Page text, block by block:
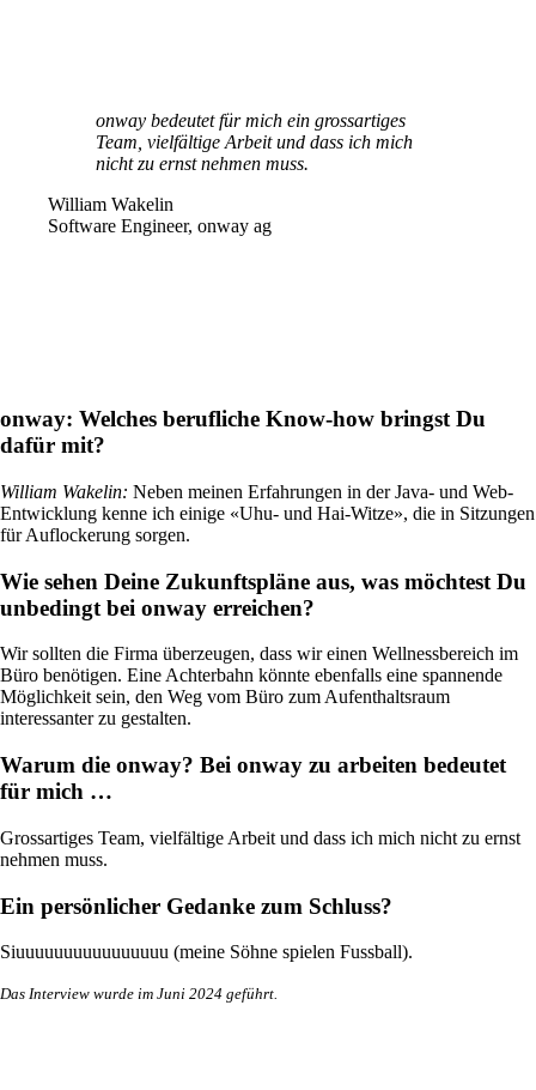
Zurück
Sicherheit
Network Engineering
Netzwerke strategisch denken, sicher betreiben
und gezielt weiterentwickeln.
Netzwerk-Automatisierung
Mehr freie Kapazität dank der
Automatisierung von repetitiven Netzwerk-
Arbeitsprozessen.
(NOC)
Massgeschneiderte und modulare
Infrastruktur optimal zu betreuen.
Auch interessant:
onway bedeutet für mich ein grossartiges
Team, vielfältige Arbeit und dass ich mich
nicht zu ernst nehmen muss.
William Wakelin
Software Engineer, onway ag
onway: Welches berufliche Know-how bringst Du
dafür mit?
William Wakelin: Neben meinen Erfahrungen in der Java- und Web-
Entwicklung kenne ich einige «Uhu- und Hai-Witze», die in Sitzungen
für Auflockerung sorgen.
Wie sehen Deine Zukunftspläne aus, was möchtest Du
unbedingt bei onway erreichen?
Wir sollten die Firma überzeugen, dass wir einen Wellnessbereich im
Büro benötigen. Eine Achterbahn könnte ebenfalls eine spannende
Möglichkeit sein, den Weg vom Büro zum Aufenthaltsraum
interessanter zu gestalten.
Warum die onway? Bei onway zu arbeiten bedeutet
für mich …
Grossartiges Team, vielfältige Arbeit und dass ich mich nicht zu ernst
nehmen muss.
Ein persönlicher Gedanke zum Schluss?
Siuuuuuuuuuuuuuuuu (meine Söhne spielen Fussball).
Das Interview wurde im Juni 2024 geführt.